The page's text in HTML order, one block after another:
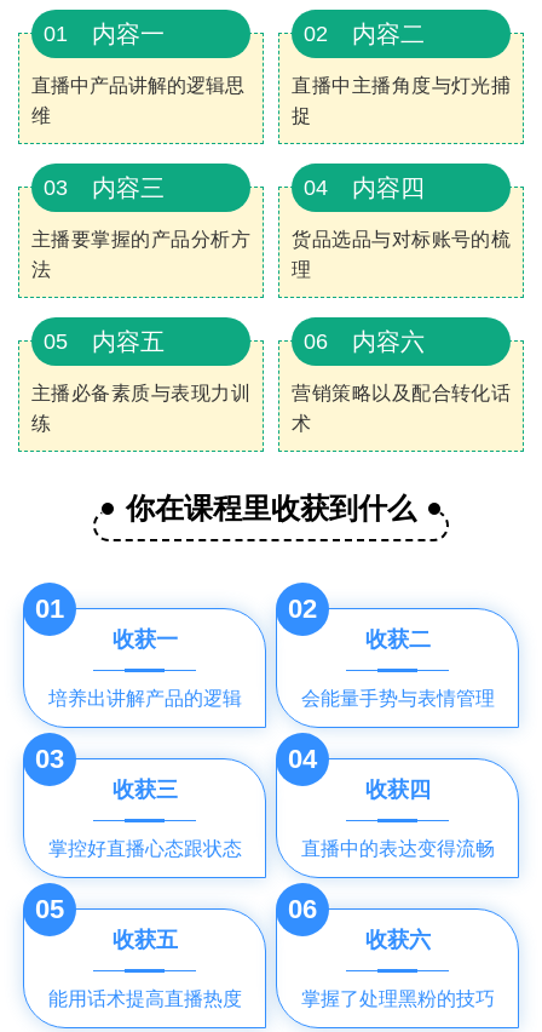
01 内容一
直播中产品讲解的逻辑思
维
02 内容二
直播中主播角度与灯光捕
捉
03 内容三
主播要掌握的产品分析方
法
04 内容四
货品选品与对标账号的梳
理
05 内容五
主播必备素质与表现力训
练
06 内容六
营销策略以及配合转化话
术
你在课程里收获到什么
01
收获一
培养出讲解产品的逻辑
02
收获二
会能量手势与表情管理
03
收获三
掌控好直播心态跟状态
04
收获四
直播中的表达变得流畅
05
收获五
能用话术提高直播热度
06
收获六
掌握了处理黑粉的技巧